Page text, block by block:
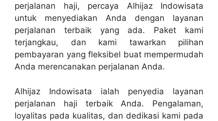
perjalanan haji, percaya Alhijaz Indowisata
untuk menyediakan Anda dengan layanan
perjalanan terbaik yang ada. Paket kami
terjangkau, dan kami tawarkan pilihan
pembayaran yang fleksibel buat mempermudah
Anda merencanakan perjalanan Anda.
Alhijaz Indowisata ialah penyedia layanan
perjalanan haji terbaik Anda. Pengalaman,
loyalitas pada kualitas, dan dedikasi kami pada